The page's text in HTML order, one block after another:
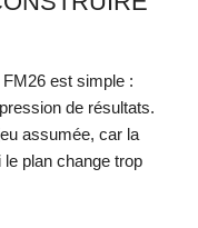
est simple :
de résultats.
assumée, car la
plan change trop